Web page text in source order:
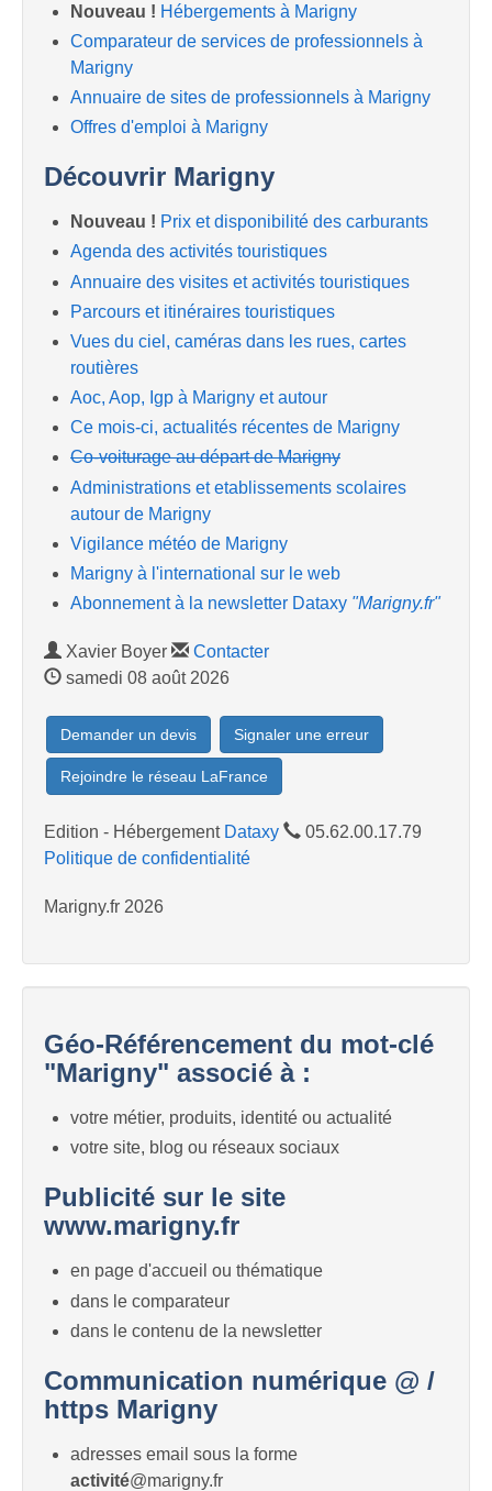
Nouveau ! Hébergements à Marigny
Comparateur de services de professionnels à
Marigny
Annuaire de sites de professionnels à Marigny
Offres d'emploi à Marigny
Découvrir Marigny
Nouveau ! Prix et disponibilité des carburants
Agenda des activités touristiques
Annuaire des visites et activités touristiques
Parcours et itinéraires touristiques
Vues du ciel, caméras dans les rues, cartes
routières
Aoc, Aop, Igp à Marigny et autour
Ce mois-ci, actualités récentes de Marigny
Co-voiturage au départ de Marigny
Administrations et etablissements scolaires
autour de Marigny
Vigilance météo de Marigny
Marigny à l'international sur le web
Abonnement à la newsletter Dataxy "Marigny.fr"
Xavier Boyer
Contacter
samedi 08 août 2026
Demander un devis Signaler une erreur
Rejoindre le réseau LaFrance
Edition - Hébergement Dataxy
05.62.00.17.79
Politique de confidentialité
Marigny.fr 2026
Géo-Référencement du mot-clé
"Marigny" associé à :
votre métier, produits, identité ou actualité
votre site, blog ou réseaux sociaux
Publicité sur le site
www.marigny.fr
en page d'accueil ou thématique
dans le comparateur
dans le contenu de la newsletter
Communication numérique @ /
https Marigny
adresses email sous la forme
activité@marigny.fr